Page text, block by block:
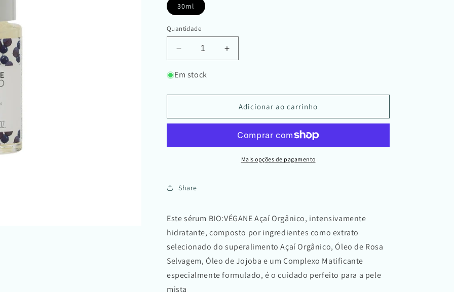
30ml
Quantidade
Diminuir
a
quantidade
Sérum
Mista
Orgânico
Serum
Aumentar
a
Sérum
Pele
Mista
Açaí
Orgânico
Em stock
Adicionar ao carrinho
Mais opções de pagamento
Share
Este sérum BIO:VÉGANE Açaí Orgânico, intensivamente
hidratante, composto por ingredientes como extrato
selecionado do superalimento Açaí Orgânico, Óleo de Rosa
Selvagem, Óleo de Jojoba e um Complexo Matificante
especialmente formulado, é o cuidado perfeito para a pele
mista